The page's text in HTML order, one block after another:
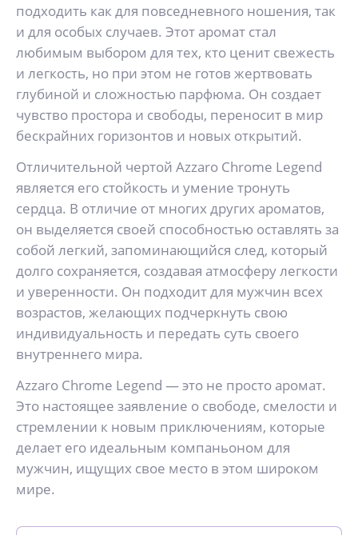
подходить как для повседневного ношения, так
и для особых случаев. Этот аромат стал
любимым выбором для тех, кто ценит свежесть
и легкость, но при этом не готов жертвовать
глубиной и сложностью парфюма. Он создает
чувство простора и свободы, переносит в мир
бескрайних горизонтов и новых открытий.
Отличительной чертой Azzaro Chrome Legend
является его стойкость и умение тронуть
сердца. В отличие от многих других ароматов,
он выделяется своей способностью оставлять за
собой легкий, запоминающийся след, который
долго сохраняется, создавая атмосферу легкости
и уверенности. Он подходит для мужчин всех
возрастов, желающих подчеркнуть свою
индивидуальность и передать суть своего
внутреннего мира.
Azzaro Chrome Legend — это не просто аромат.
Это настоящее заявление о свободе, смелости и
стремлении к новым приключениям, которые
делает его идеальным компаньоном для
мужчин, ищущих свое место в этом широком
мире.